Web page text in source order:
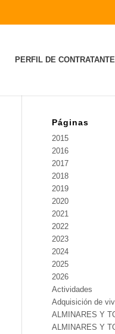
PERFIL DE CONTRATANTE
Páginas
2015
2016
2017
2018
2019
2020
2021
2022
2023
2024
2025
2026
Actividades
Adquisición de
ALMINARES Y
ALMINARES Y